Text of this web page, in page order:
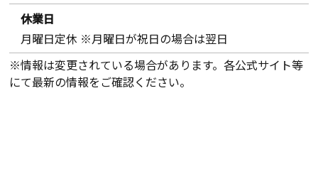
休業日
月曜日定休 ※月曜日が祝日の場合は翌日
※情報は変更されている場合があります。各公式サイト等
にて最新の情報をご確認ください。